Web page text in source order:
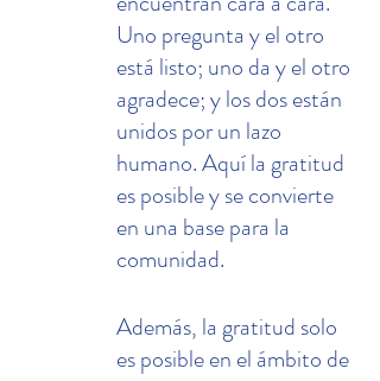
Uno pregunta y el otro
está listo; uno da y el otro
agradece; y los dos están
unidos por un lazo
humano. Aquí la gratitud
es posible y se convierte
en una base para la
comunidad.
Además, la gratitud solo
es posible en el ámbito de